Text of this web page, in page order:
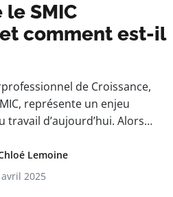
le SMIC
comment est-il
de Croissance,
représente un enjeu
travail d’aujourd’hui. Alors…
Lemoine
2025